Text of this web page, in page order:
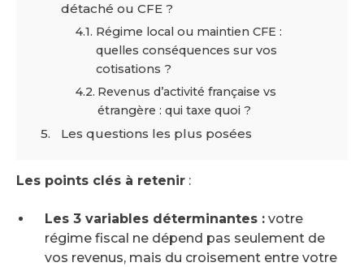
détaché ou CFE ?
Régime local ou maintien CFE :
quelles conséquences sur vos
cotisations ?
Revenus d’activité française vs
étrangère : qui taxe quoi ?
Les questions les plus posées
Les points clés à retenir :
Les 3 variables déterminantes : votre
régime fiscal ne dépend pas seulement de
vos revenus, mais du croisement entre votre